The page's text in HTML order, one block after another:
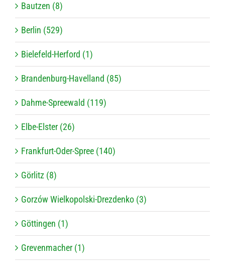
Bautzen (8)
Berlin (529)
Bielefeld-Herford (1)
Brandenburg-Havelland (85)
Dahme-Spreewald (119)
Elbe-Elster (26)
Frankfurt-Oder-Spree (140)
Görlitz (8)
Gorzów Wielkopolski-Drezdenko (3)
Göttingen (1)
Grevenmacher (1)